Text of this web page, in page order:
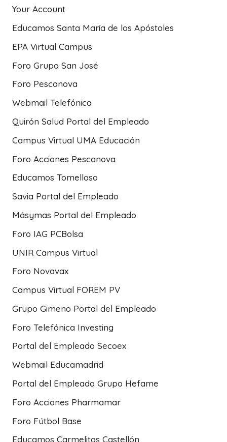
Your Account
Educamos Santa María de los Apóstoles
EPA Virtual Campus
Foro Grupo San José
Foro Pescanova
Webmail Telefónica
Quirón Salud Portal del Empleado
Campus Virtual UMA Educación
Foro Acciones Pescanova
Educamos Tomelloso
Savia Portal del Empleado
Másymas Portal del Empleado
Foro IAG PCBolsa
UNIR Campus Virtual
Foro Novavax
Campus Virtual FOREM PV
Grupo Gimeno Portal del Empleado
Foro Telefónica Investing
Portal del Empleado Secoex
Webmail Educamadrid
Portal del Empleado Grupo Hefame
Foro Acciones Pharmamar
Foro Fútbol Base
Educamos Carmelitas Castellón